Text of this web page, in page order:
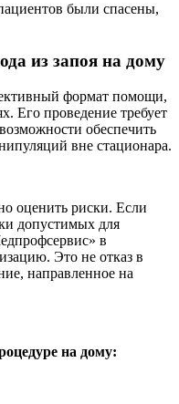
были спасены,
из запоя на дому
формат помощи,
Его проведение требует
обеспечить
вне стационара.
оценить риски. Если
допустимых для
в
Это не отказ в
направленное на
на дому: